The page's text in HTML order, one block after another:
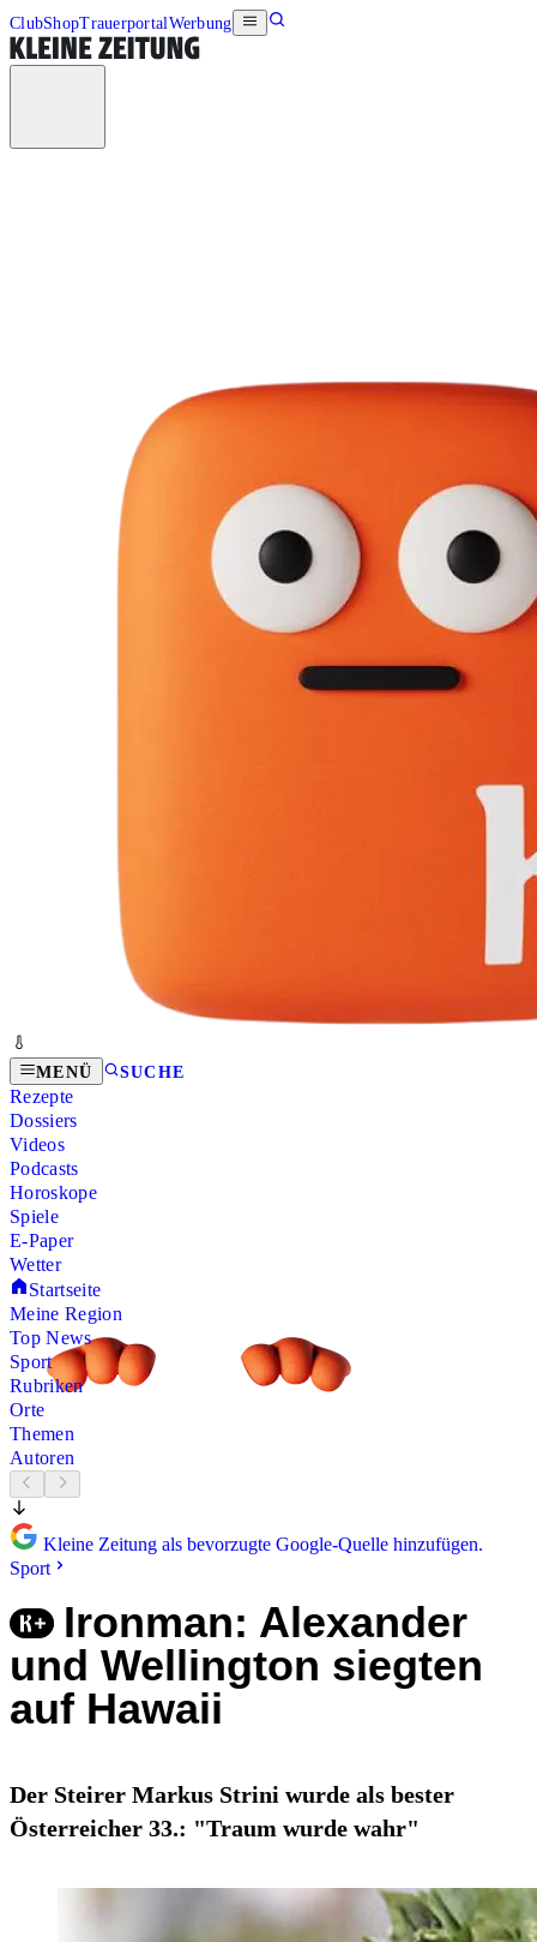
ClubShopTrauerportalWerbung
MENÜ SUCHE
Rezepte
Dossiers
Videos
Podcasts
Horoskope
Spiele
E-Paper
Wetter
Startseite
Meine Region
Top News
Sport
Rubriken
Orte
Themen
Autoren
Kleine Zeitung als bevorzugte Google-Quelle hinzufügen.
Sport
Ironman: Alexander
und Wellington siegten
auf Hawaii
Der Steirer Markus Strini wurde als bester
Österreicher 33.: "Traum wurde wahr"